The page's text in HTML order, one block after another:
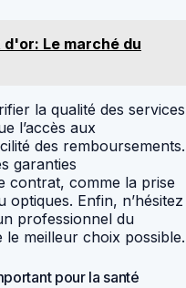
Le marché du
la qualité des services
l’accès aux
des remboursements.
garanties
contrat, comme la prise
optiques. Enfin, n’hésitez
professionnel du
meilleur choix possible.
pour la santé